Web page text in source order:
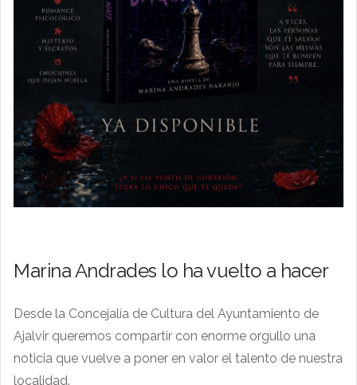
Marina Andrades lo ha vuelto a hacer
Desde la Concejalía de Cultura del Ayuntamiento de
Ajalvir queremos compartir con enorme orgullo una
noticia que vuelve a poner en valor el talento de nuestra
localidad.